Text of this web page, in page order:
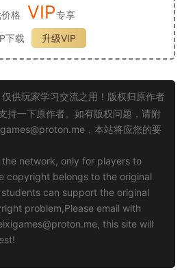
格 VIP专享
下载
升级VIP
供玩家学习交流之用！版权归原作者
持一下原作者。如有版权问题，请附
，本站将应您的要
network, only for players to
copyright belongs to the original
can support the original
problem,Please email with
, this site will